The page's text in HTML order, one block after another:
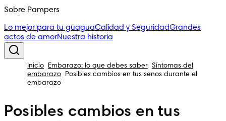
Sobre Pampers
Lo mejor para tu guaguaCalidad y SeguridadGrandes
actos de amorNuestra historia
Inicio Embarazo: lo que debes saber Síntomas del
embarazo
Posibles cambios en tus senos durante el
embarazo
Posibles cambios en tus